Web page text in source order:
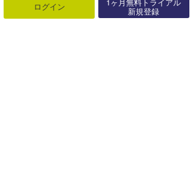
ログイン 新規登録